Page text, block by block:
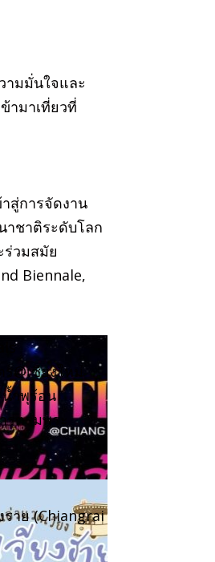
ามมั่นใจและ
ามาเที่ยวที่
สู่การจัดงาน
าชาติระดับโลก
ร่วมสมัย
Biennale,
@เชียงใหม่
น้ำพุร้อน
รตามพระ
ราย (Chiangrai